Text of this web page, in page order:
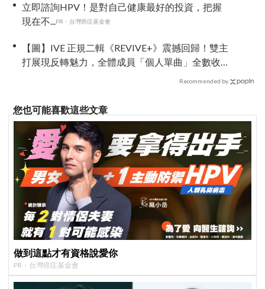
立即諮詢HPV！是對自己健康最好的投資，把握
現在不...PR・台灣癌症基金會
【圖】IVE 正規二輯《REVIVE+》震撼回歸！雙主
打展現反轉魅力，全體成員「個人單曲」全數收
Recommended by
您也可能喜歡這些文章
做到這點才有資格說愛你
PR・台灣癌症基金會